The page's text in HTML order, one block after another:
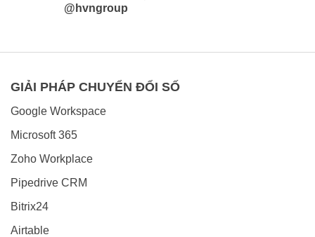
@hvngroup
GIẢI PHÁP CHUYỂN ĐỔI SỐ
Google Workspace
Microsoft 365
Zoho Workplace
Pipedrive CRM
Bitrix24
Airtable